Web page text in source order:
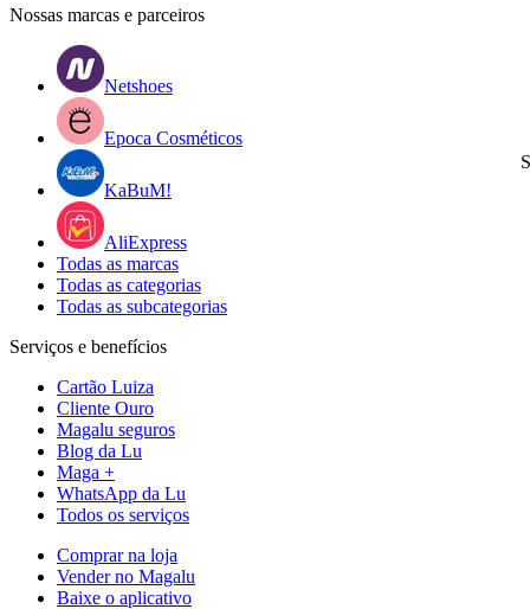
Nossas marcas e parceiros
Netshoes
Epoca Cosméticos
KaBuM!
AliExpress
Todas as marcas
Todas as categorias
Todas as subcategorias
Serviços e benefícios
Cartão Luiza
Cliente Ouro
Magalu seguros
Blog da Lu
Maga +
WhatsApp da Lu
Todos os serviços
Comprar na loja
Vender no Magalu
Baixe o aplicativo